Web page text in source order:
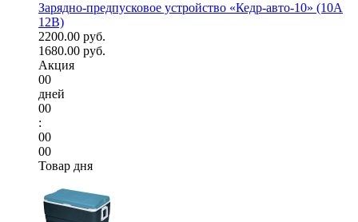
Зарядно-предпусковое устройство «Кедр-авто-10» (10A
12В)
2200.00 руб.
1680.00 руб.
Акция
00
дней
00
:
00
00
Товар дня